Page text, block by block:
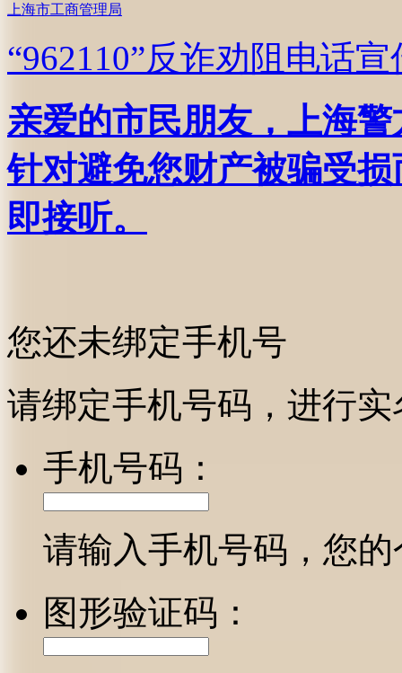
上海市工商管理局
“962110”反诈劝阻电话宣
亲爱的市民朋友，上海
针对避免您财产被骗受
即接听。
您还未绑定手机号
请绑定手机号码，进行
手机号码：
请输入手机号码，您
图形验证码：